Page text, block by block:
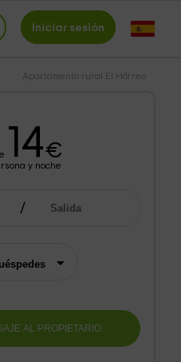
Iniciar sesión
Apartamento rural El Hórreo
14€
y noche